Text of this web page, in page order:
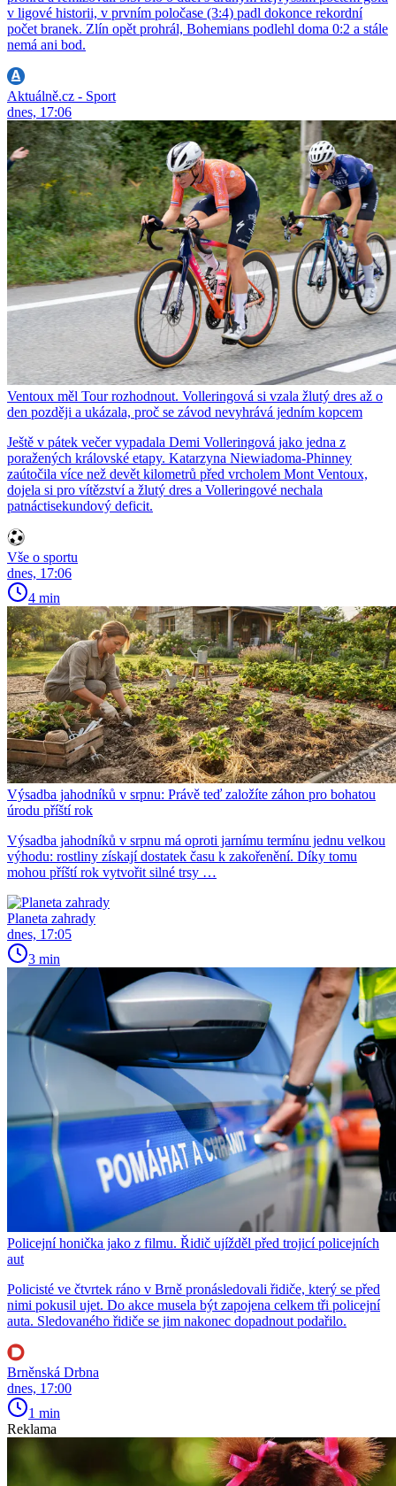
v ligové historii, v prvním poločase (3:4) padl dokonce rekordní
počet branek. Zlín opět prohrál, Bohemians podlehl doma 0:2 a stále
nemá ani bod.
Aktuálně.cz - Sport
dnes, 17:06
Ventoux měl Tour rozhodnout. Volleringová si vzala žlutý dres až o
den později a ukázala, proč se závod nevyhrává jedním kopcem
Ještě v pátek večer vypadala Demi Volleringová jako jedna z
poražených královské etapy. Katarzyna Niewiadoma-Phinney
zaútočila více než devět kilometrů před vrcholem Mont Ventoux,
dojela si pro vítězství a žlutý dres a Volleringové nechala
patnáctisekundový deficit.
Vše o sportu
dnes, 17:06
4 min
Výsadba jahodníků v srpnu: Právě teď založíte záhon pro bohatou
úrodu příští rok
Výsadba jahodníků v srpnu má oproti jarnímu termínu jednu velkou
výhodu: rostliny získají dostatek času k zakořenění. Díky tomu
mohou příští rok vytvořit silné trsy …
Planeta zahrady
dnes, 17:05
3 min
Policejní honička jako z filmu. Řidič ujížděl před trojicí policejních
aut
Policisté ve čtvrtek ráno v Brně pronásledovali řidiče, který se před
nimi pokusil ujet. Do akce musela být zapojena celkem tři policejní
auta. Sledovaného řidiče se jim nakonec dopadnout podařilo.
Brněnská Drbna
dnes, 17:00
1 min
Reklama